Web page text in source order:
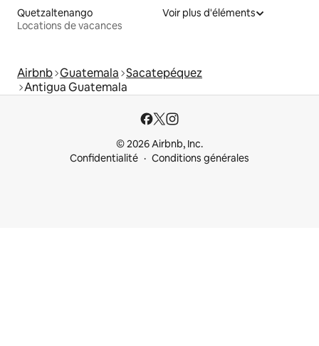
Quetzaltenango
Locations de vacances
Voir plus d'éléments
Airbnb Guatemala Sacatepéquez
Antigua Guatemala
© 2026 Airbnb, Inc.
Confidentialité
Conditions générales